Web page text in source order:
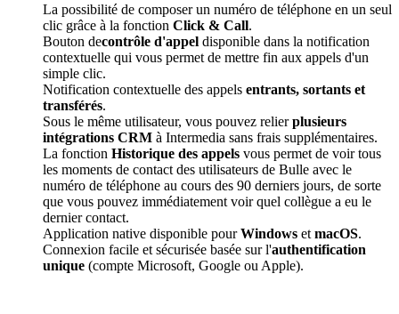
La possibilité de composer un numéro de téléphone en un seul
clic grâce à la fonction Click & Call.
Bouton decontrôle d'appel disponible dans la notification
contextuelle qui vous permet de mettre fin aux appels d'un
simple clic.
Notification contextuelle des appels entrants, sortants et
transférés.
Sous le même utilisateur, vous pouvez relierplusieurs
intégrations CRM à Intermedia sans frais supplémentaires.
La fonction Historique des appels vous permet de voir tous
les moments de contact des utilisateurs de Bulle avec le
numéro de téléphone au cours des 90 derniers jours, de sorte
que vous pouvez immédiatement voir quel collègue a eu le
dernier contact.
Application native disponible pourWindows et macOS.
Connexion facile et sécurisée basée sur l'authentification
unique (compte Microsoft, Google ou Apple).